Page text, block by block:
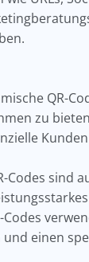
QR-
zu
Codes sind
einen